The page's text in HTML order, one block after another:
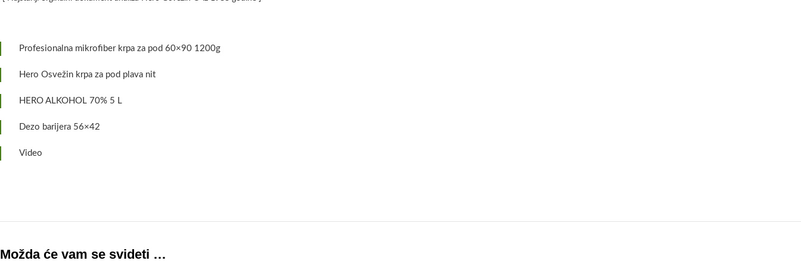
Profesionalna mikrofiber krpa za pod 60×90 1200g
Hero Osvežin krpa za pod plava nit
HERO ALKOHOL 70% 5 L
Dezo barijera 56×42
Video
Možda će vam se svideti …